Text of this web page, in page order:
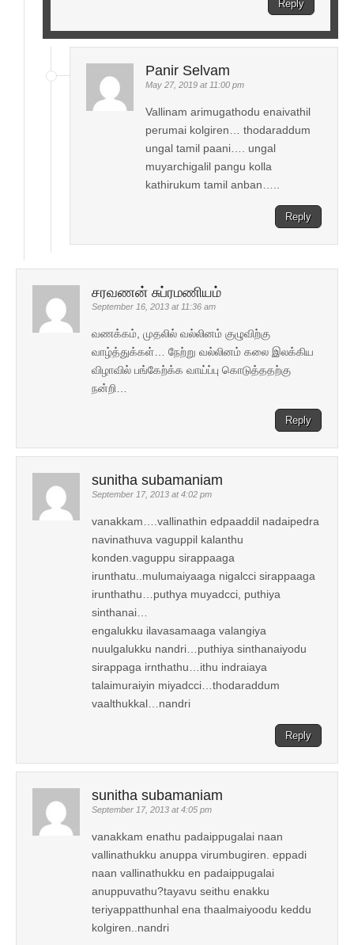
Reply
Panir Selvam
May 27, 2019 at 11:00 pm
Vallinam arimugathodu enaivathil
perumai kolgiren… thodaraddum
ungal tamil paani…. ungal
muyarchigalil pangu kolla
kathirukum tamil anban…..
Reply
சரவணன் சுப்ரமணியம்
September 16, 2013 at 11:36 am
வணக்கம், முதலில் வல்லினம் குழுவிற்கு
வாழ்த்துக்கள்… நேற்று வல்லினம் கலை இலக்கிய
விழாவில் பங்கேற்க்க வாய்ப்பு கொடுத்ததற்கு
நன்றி…
Reply
sunitha subamaniam
September 17, 2013 at 4:02 pm
vanakkam….vallinathin edpaaddil nadaipedra
navinathuva vaguppil kalanthu
konden.vaguppu sirappaaga
irunthatu..mulumaiyaaga nigalcci sirappaaga
irunthathu…puthya muyadcci, puthiya
sinthanai…
engalukku ilavasamaaga valangiya
nuulgalukku nandri…puthiya sinthanaiyodu
sirappaga irnthathu…ithu indraiaya
talaimuraiyin miyadcci…thodaraddum
vaalthukkal…nandri
Reply
sunitha subamaniam
September 17, 2013 at 4:05 pm
vanakkam enathu padaippugalai naan
vallinathukku anuppa virumbugiren. eppadi
naan vallinathukku en padaippugalai
anuppuvathu?tayavu seithu enakku
teriyappatthunhal ena thaalmaiyoodu keddu
kolgiren..nandri